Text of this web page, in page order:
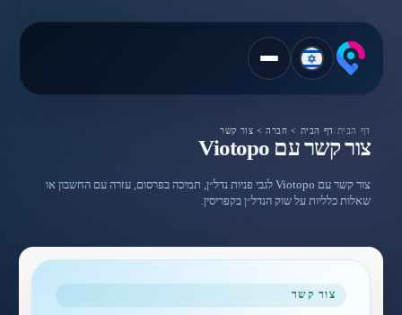
דף הבית דף הבית > חברה > צור קשר
צור קשר עם Viotopo
צור קשר עם Viotopo לגבי פניות נדל״ן, תמיכה בפרסום, עזרה עם החשבון או
שאלות כלליות על שוק הנדל״ן בקפריסין.
צור קשר